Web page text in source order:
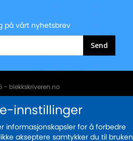
på vårt nyhetsbrev
Send
- blekkskriveren.no
innstillinger
informasjonskapsler for å forbedre
akseptere samtykker du til bruken